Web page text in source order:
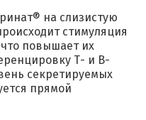
на слизистую
стимуляция
повышает их
Т- и В-
секретируемых
прямой